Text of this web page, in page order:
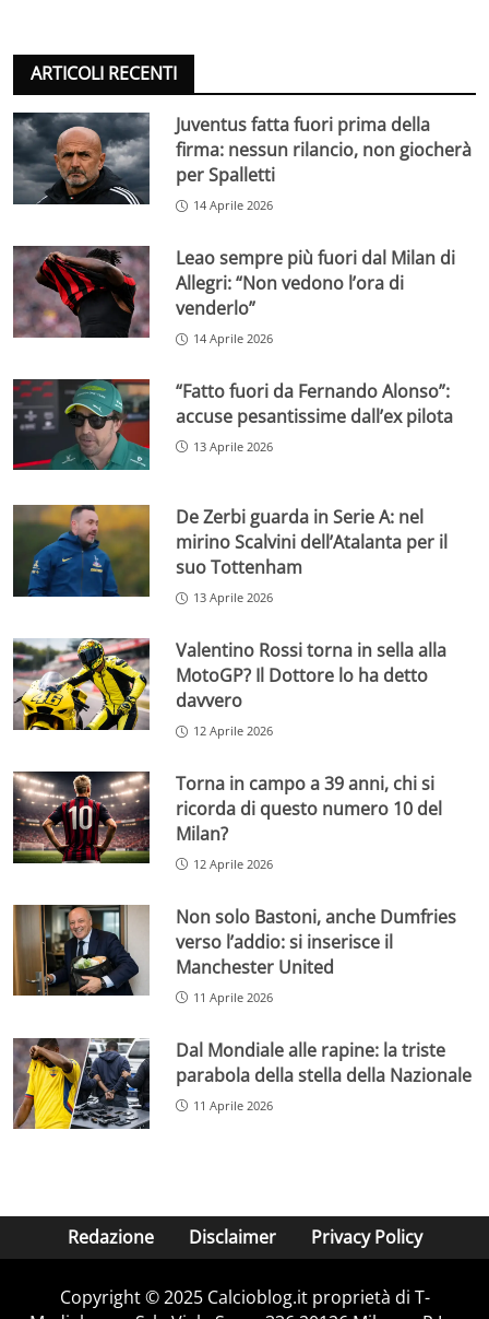
ARTICOLI RECENTI
Juventus fatta fuori prima della
firma: nessun rilancio, non giocherà
per Spalletti
14 Aprile 2026
Leao sempre più fuori dal Milan di
Allegri: “Non vedono l’ora di
venderlo”
14 Aprile 2026
“Fatto fuori da Fernando Alonso”:
accuse pesantissime dall’ex pilota
13 Aprile 2026
De Zerbi guarda in Serie A: nel
mirino Scalvini dell’Atalanta per il
suo Tottenham
13 Aprile 2026
Valentino Rossi torna in sella alla
MotoGP? Il Dottore lo ha detto
davvero
12 Aprile 2026
Torna in campo a 39 anni, chi si
ricorda di questo numero 10 del
Milan?
12 Aprile 2026
Non solo Bastoni, anche Dumfries
verso l’addio: si inserisce il
Manchester United
11 Aprile 2026
Dal Mondiale alle rapine: la triste
parabola della stella della Nazionale
11 Aprile 2026
Redazione Disclaimer Privacy Policy
Copyright © 2025 Calcioblog.it proprietà di T-